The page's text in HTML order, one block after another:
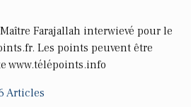
Farajallah interwievé pour le
Les points peuvent être
www.télépoints.info
Articles